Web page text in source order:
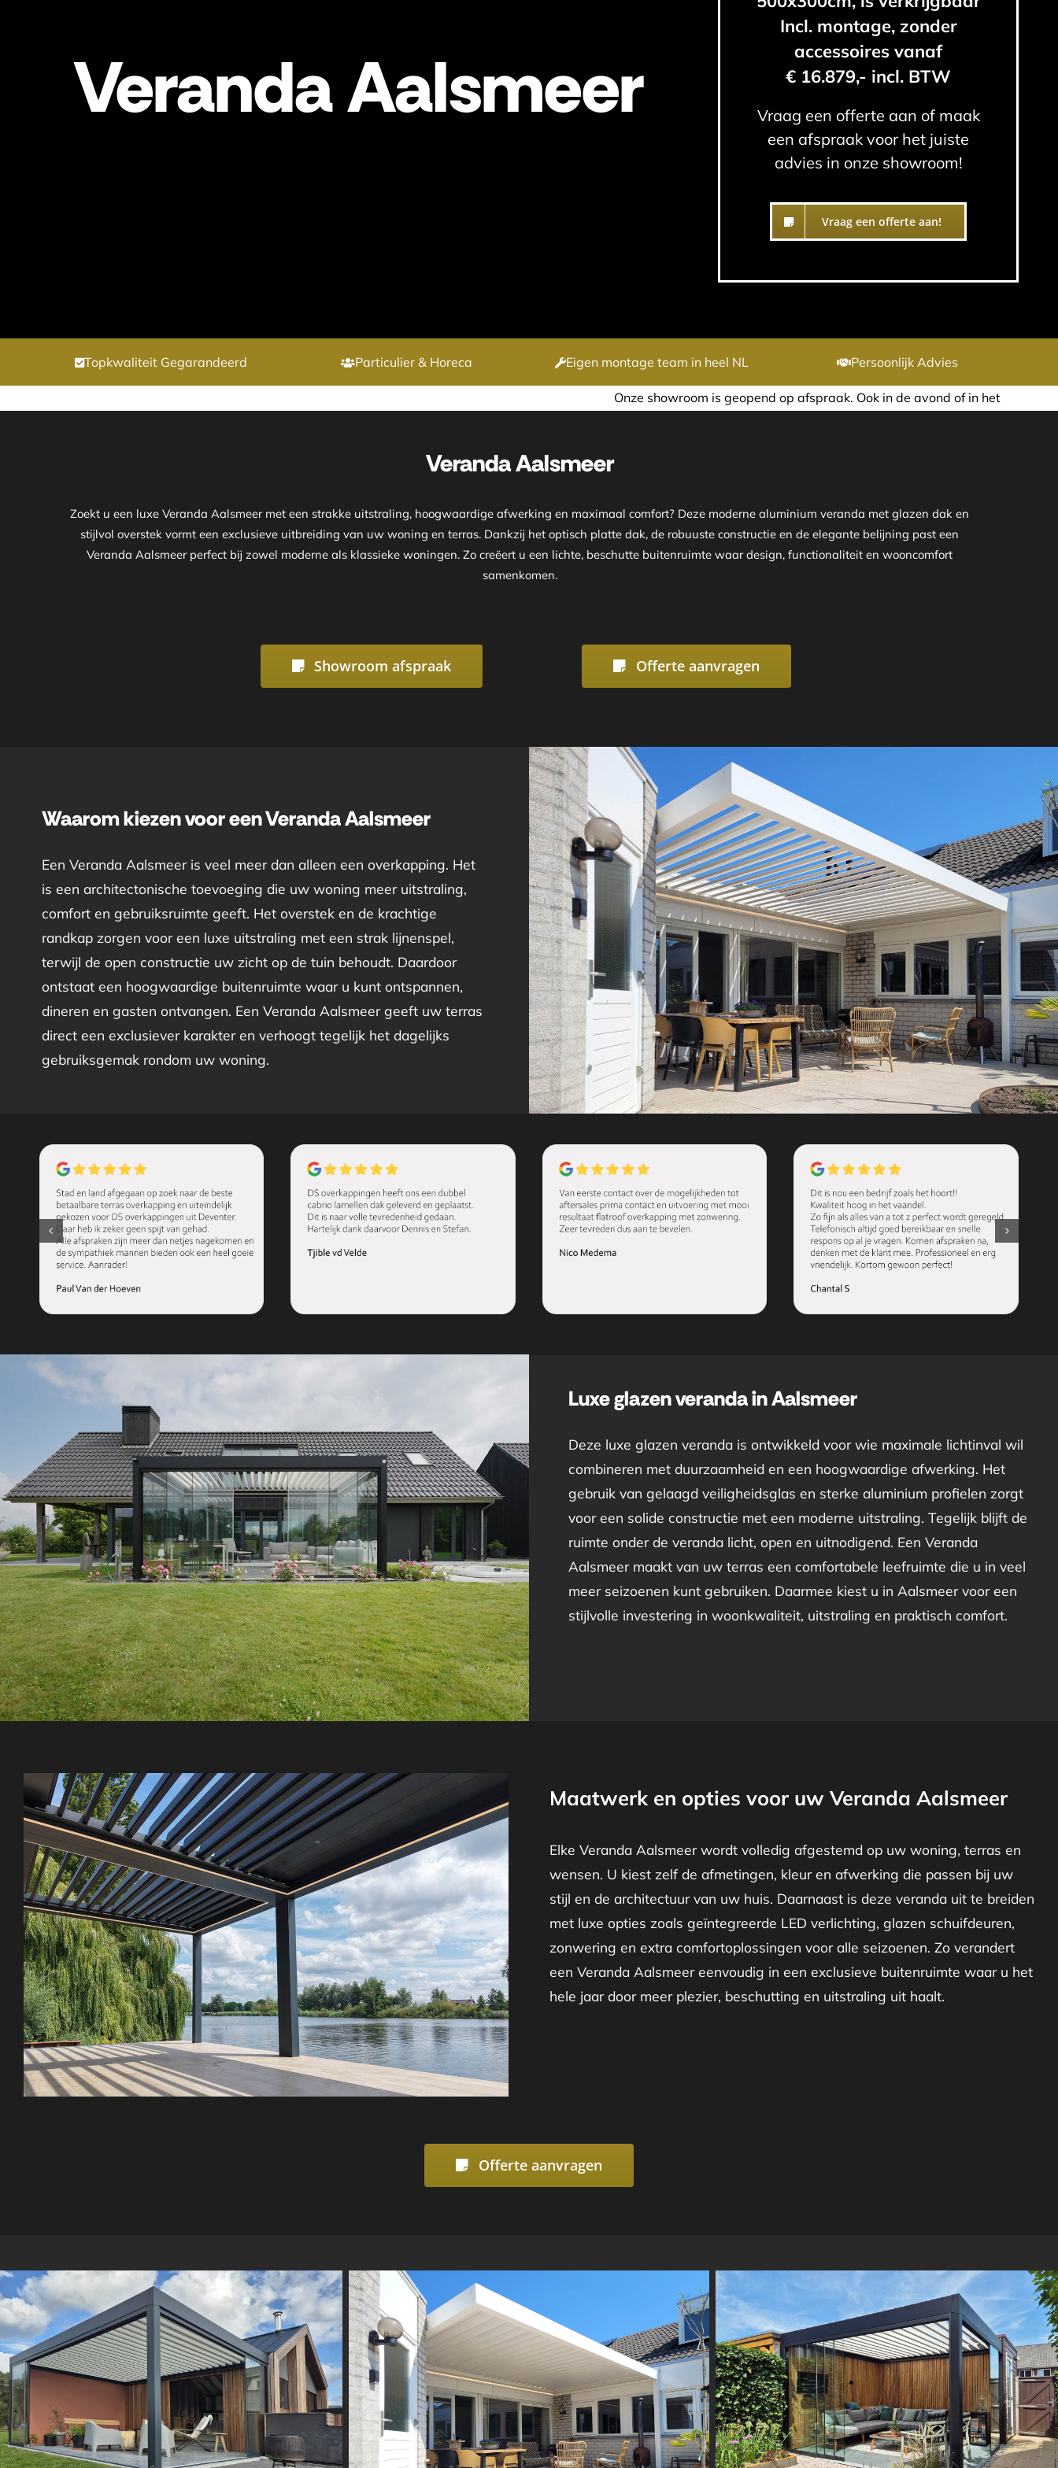
Veranda Aalsmeer
Incl. montage, zonder
accessoires vanaf
€ 16.879,- incl. BTW
Vraag een offerte aan of maak
een afspraak voor het juiste
advies in onze showroom!
Vraag een offerte aan!
Topkwaliteit Gegarandeerd Particulier & Horeca Eigen montage team in heel NL Persoonlijk Advies
Onze showroom is geopend op afspraak. Ook in de avond of in het weekend nemen wij graag de
Veranda Aalsmeer
Zoekt u een luxe Veranda Aalsmeer met een strakke uitstraling, hoogwaardige afwerking en maximaal comfort? Deze moderne aluminium veranda met glazen dak en
stijlvol overstek vormt een exclusieve uitbreiding van uw woning en terras. Dankzij het optisch platte dak, de robuuste constructie en de elegante belijning past een
Veranda Aalsmeer perfect bij zowel moderne als klassieke woningen. Zo creëert u een lichte, beschutte buitenruimte waar design, functionaliteit en wooncomfort
samenkomen.
Showroom afspraak Offerte aanvragen
Waarom kiezen voor een Veranda Aalsmeer
Een Veranda Aalsmeer is veel meer dan alleen een overkapping. Het
is een architectonische toevoeging die uw woning meer uitstraling,
comfort en gebruiksruimte geeft. Het overstek en de krachtige
randkap zorgen voor een luxe uitstraling met een strak lijnenspel,
terwijl de open constructie uw zicht op de tuin behoudt. Daardoor
ontstaat een hoogwaardige buitenruimte waar u kunt ontspannen,
dineren en gasten ontvangen. Een Veranda Aalsmeer geeft uw terras
direct een exclusiever karakter en verhoogt tegelijk het dagelijks
gebruiksgemak rondom uw woning.
Luxe glazen veranda in Aalsmeer
Deze luxe glazen veranda is ontwikkeld voor wie maximale lichtinval wil
combineren met duurzaamheid en een hoogwaardige afwerking. Het
gebruik van gelaagd veiligheidsglas en sterke aluminium profielen zorgt
voor een solide constructie met een moderne uitstraling. Tegelijk blijft de
ruimte onder de veranda licht, open en uitnodigend. Een Veranda
Aalsmeer maakt van uw terras een comfortabele leefruimte die u in veel
meer seizoenen kunt gebruiken. Daarmee kiest u in Aalsmeer voor een
stijlvolle investering in woonkwaliteit, uitstraling en praktisch comfort.
Maatwerk en opties voor uw Veranda Aalsmeer
Elke Veranda Aalsmeer wordt volledig afgestemd op uw woning, terras en
wensen. U kiest zelf de afmetingen, kleur en afwerking die passen bij uw
stijl en de architectuur van uw huis. Daarnaast is deze veranda uit te breiden
met luxe opties zoals geïntegreerde LED verlichting, glazen schuifdeuren,
zonwering en extra comfortoplossingen voor alle seizoenen. Zo verandert
een Veranda Aalsmeer eenvoudig in een exclusieve buitenruimte waar u het
hele jaar door meer plezier, beschutting en uitstraling uit haalt.
Offerte aanvragen